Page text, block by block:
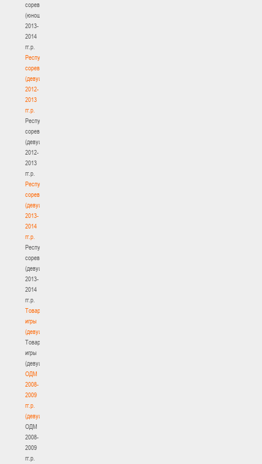
соревнования
(юноши)
2013-
2014
гг.р.
Республиканские
соревнования
(девушки)
2012-
2013
гг.р.
Республиканские
соревнования
(девушки)
2012-
2013
гг.р.
Республиканские
соревнования
(девушки)
2013-
2014
гг.р.
Республиканские
соревнования
(девушки)
2013-
2014
гг.р.
Товарищеские
игры
(девушки)
Товарищеские
игры
(девушки)
ОДМ
2008-
2009
гг.р.
(девушки)
ОДМ
2008-
2009
гг.р.